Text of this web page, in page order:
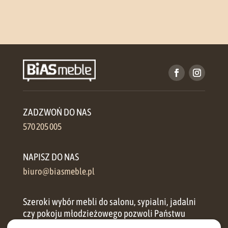
ZADZWOŃ DO NAS
570 205 005
NAPISZ DO NAS
biuro@biasmeble.pl
Szeroki wybór mebli do salonu, sypialni, jadalni
czy pokoju młodzieżowego pozwoli Państwu